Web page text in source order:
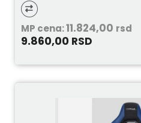
MP cena:11.824,00 rsd
9.860,00 RSD